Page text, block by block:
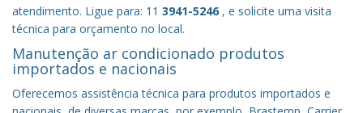
atendimento. Ligue para: 11 3941-5246 , e solicite uma visita
técnica para orçamento no local.
Manutenção ar condicionado produtos
importados e nacionais
Oferecemos assistência técnica para produtos importados e